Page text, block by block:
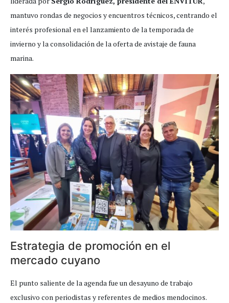
mantuvo rondas de negocios y encuentros técnicos, centrando el
interés profesional en el lanzamiento de la temporada de
invierno y la consolidación de la oferta de avistaje de fauna
marina.
Estrategia de promoción en el
mercado cuyano
El punto saliente de la agenda fue un desayuno de trabajo
exclusivo con periodistas y referentes de medios mendocinos.